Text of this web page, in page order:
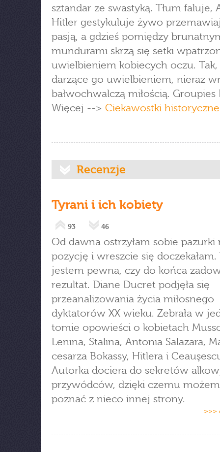
sztandar ze swastyką. Tłum faluje,
Hitler gestykuluje żywo
pasją, a gdzieś pomiędzy
mundurami skrzą się setki
uwielbieniem kobiecych oczu.
darzące go uwielbieniem, nieraz
bałwochwalczą miłością. Groupies
Więcej --> Ciekawostki historyczne
Recenzje
Tyrani i ich kobiety
93 46
Od dawna ostrzyłam sobie pazurki
pozycję i wreszcie się
jestem pewna, czy do końca
rezultat. Diane Ducret podjęła się
przeanalizowania życia miłosnego
dyktatorów XX wieku. Zebrała w
tomie opowieści o kobietach
Lenina, Stalina, Antonia Salazara,
cesarza Bokassy, Hitlera i
Autorka dociera do sekretów
przywódców, dzięki czemu
poznać z nieco innej strony.
>>>